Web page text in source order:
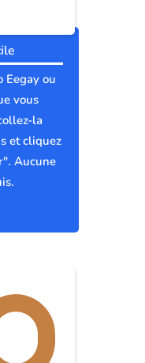
Eegay ou
vous
la
et cliquez
Aucune